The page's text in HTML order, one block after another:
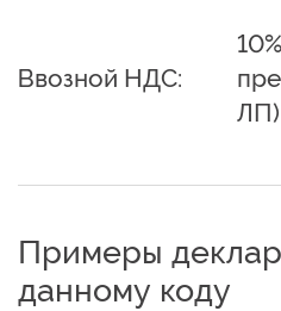
Ввозной НДС:
ЛП)
Примеры
данному коду